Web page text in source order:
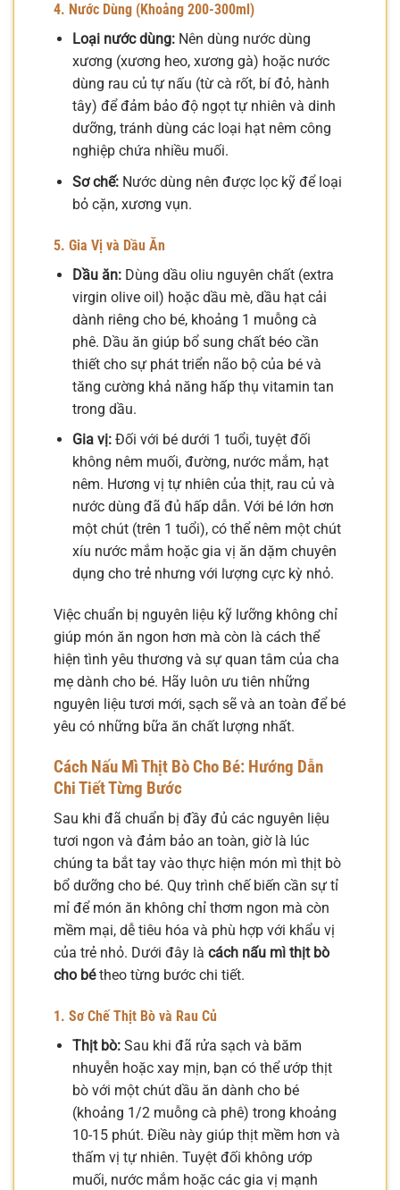
4. Nước Dùng (Khoảng 200-300ml)
Loại nước dùng:Nên dùng nước dùng
xương (xương heo, xương gà) hoặc nước
dùng rau củ tự nấu (từ cà rốt, bí đỏ, hành
tây) để đảm bảo độ ngọt tự nhiên và dinh
dưỡng, tránh dùng các loại hạt nêm công
nghiệp chứa nhiều muối.
Sơ chế:Nước dùng nên được lọc kỹ để loại
bỏ cặn, xương vụn.
5. Gia Vị và Dầu Ăn
Dầu ăn:Dùng dầu oliu nguyên chất (extra
virgin olive oil) hoặc dầu mè, dầu hạt cải
dành riêng cho bé, khoảng 1 muỗng cà
phê. Dầu ăn giúp bổ sung chất béo cần
thiết cho sự phát triển não bộ của bé và
tăng cường khả năng hấp thụ vitamin tan
trong dầu.
Gia vị:Đối với bé dưới 1 tuổi, tuyệt đối
không nêm muối, đường, nước mắm, hạt
nêm. Hương vị tự nhiên của thịt, rau củ và
nước dùng đã đủ hấp dẫn. Với bé lớn hơn
một chút (trên 1 tuổi), có thể nêm một chút
xíu nước mắm hoặc gia vị ăn dặm chuyên
dụng cho trẻ nhưng với lượng cực kỳ nhỏ.
Việc chuẩn bị nguyên liệu kỹ lưỡng không chỉ
giúp món ăn ngon hơn mà còn là cách thể
hiện tình yêu thương và sự quan tâm của cha
mẹ dành cho bé. Hãy luôn ưu tiên những
nguyên liệu tươi mới, sạch sẽ và an toàn để bé
yêu có những bữa ăn chất lượng nhất.
Cách Nấu Mì Thịt Bò Cho Bé: Hướng Dẫn
Chi Tiết Từng Bước
Sau khi đã chuẩn bị đầy đủ các nguyên liệu
tươi ngon và đảm bảo an toàn, giờ là lúc
chúng ta bắt tay vào thực hiện món mì thịt bò
bổ dưỡng cho bé. Quy trình chế biến cần sự tỉ
mỉ để món ăn không chỉ thơm ngon mà còn
mềm mại, dễ tiêu hóa và phù hợp với khẩu vị
của trẻ nhỏ. Dưới đây là cách nấu mì thịt bò
cho bétheo từng bước chi tiết.
1. Sơ Chế Thịt Bò và Rau Củ
Thịt bò:Sau khi đã rửa sạch và băm
nhuyễn hoặc xay mịn, bạn có thể ướp thịt
bò với một chút dầu ăn dành cho bé
(khoảng 1/2 muỗng cà phê) trong khoảng
10-15 phút. Điều này giúp thịt mềm hơn và
thấm vị tự nhiên. Tuyệt đối không ướp
muối, nước mắm hoặc các gia vị mạnh